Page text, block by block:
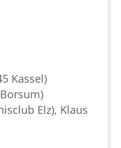
Kassel)
Elz), Klaus